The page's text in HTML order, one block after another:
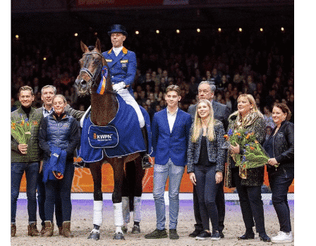
DECKGELDER
VIDEOS
EU-STATION
ICSI
ALLGEMEINE GESCHÄFTSBEDINGUNGEN
BESTELLFORMULAR
STUTENBETREUUNG